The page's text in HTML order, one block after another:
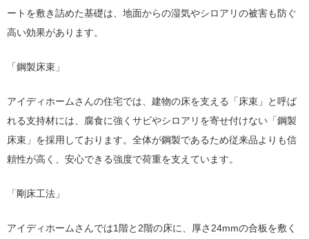
ートを敷き詰めた基礎は、地面からの湿気やシロアリの被害も防ぐ
高い効果があります。
「鋼製床束」
アイディホームさんの住宅では、建物の床を支える「床束」と呼ば
れる支持材には、腐食に強くサビやシロアリを寄せ付けない「鋼製
床束」を採用しております。全体が鋼製であるため従来品よりも信
頼性が高く、安心できる強度で荷重を支えています。
「剛床工法」
アイディホームさんでは1階と2階の床に、厚さ24mmの合板を敷く